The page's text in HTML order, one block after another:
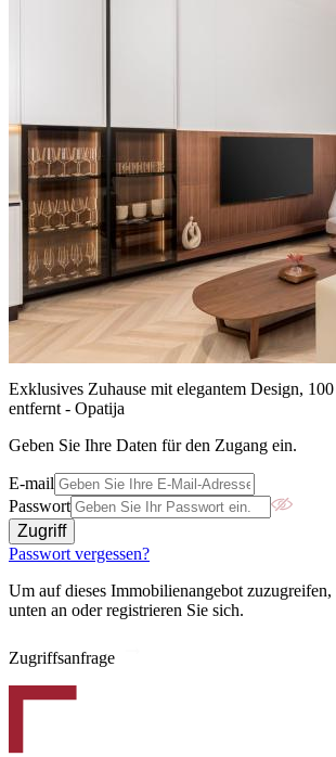
Exklusives Zuhause mit elegantem Design,
entfernt - Opatija
Geben Sie Ihre Daten für den Zugang ein.
E-mail
Passwort
Zugriff
Passwort vergessen?
Um auf dieses Immobilienangebot
unten an oder registrieren Sie sich.
Zugriffsanfrage